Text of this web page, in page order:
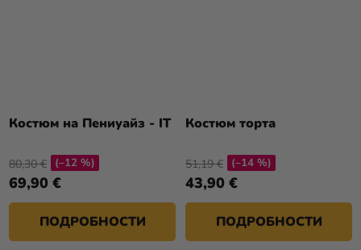
Костюм на Пениуайз - IT
69,90 €
80,30 € (–12 %)
ПОДРОБНОСТИ
Костюм торта
43,90 €
51,19 € (–14 %)
ПОДРОБНОСТИ